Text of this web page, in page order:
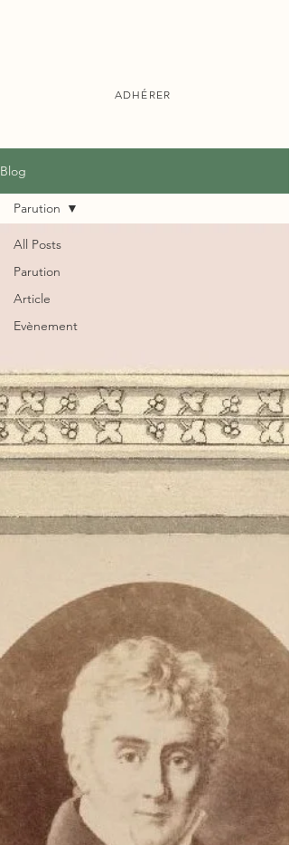
ADHÉRER
Blog
All Posts
Parution
Article
Evènement
Parution